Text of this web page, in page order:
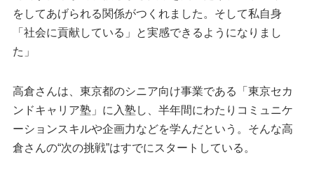
をしてあげられる関係がつくれました。そして私自身
「社会に貢献している」と実感できるようになりまし
た」
高倉さんは、東京都のシニア向け事業である「東京セカ
ンドキャリア塾」に入塾し、半年間にわたりコミュニケ
ーションスキルや企画力などを学んだという。そんな高
倉さんの“次の挑戦”はすでにスタートしている。